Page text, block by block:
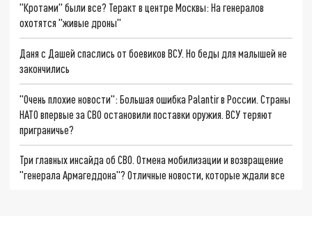
"Кротами" были все? Теракт в центре Москвы: На генералов
охотятся "живые дроны"
Даня с Дашей спаслись от боевиков ВСУ. Но беды для малышей не
закончились
"Очень плохие новости": Большая ошибка Palantir в России. Страны
НАТО впервые за СВО остановили поставки оружия. ВСУ теряют
приграничье?
Три главных инсайда об СВО. Отмена мобилизации и возвращение
"генерала Армагеддона"? Отличные новости, которые ждали все